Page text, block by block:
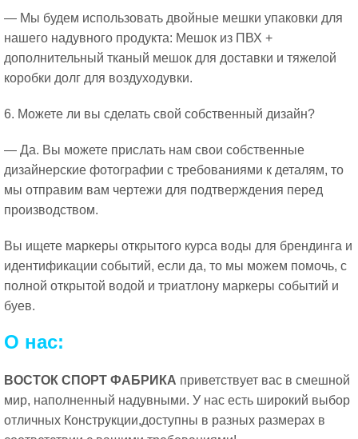
— Мы будем использовать двойные мешки упаковки для
нашего надувного продукта: Мешок из ПВХ +
дополнительный тканый мешок для доставки и тяжелой
коробки долг для воздуходувки.
6. Можете ли вы сделать свой собственный дизайн?
— Да. Вы можете прислать нам свои собственные
дизайнерские фотографии с требованиями к деталям, то
мы отправим вам чертежи для подтверждения перед
производством.
Вы ищете маркеры открытого курса воды для брендинга и
идентификации событий, если да, то мы можем помочь, с
полной открытой водой и триатлону маркеры событий и
буев.
О нас:
ВОСТОК СПОРТ ФАБРИКА приветствует вас в смешной
мир, наполненный надувными. У нас есть широкий выбор
отличных Конструкции,доступны в разных размерах в